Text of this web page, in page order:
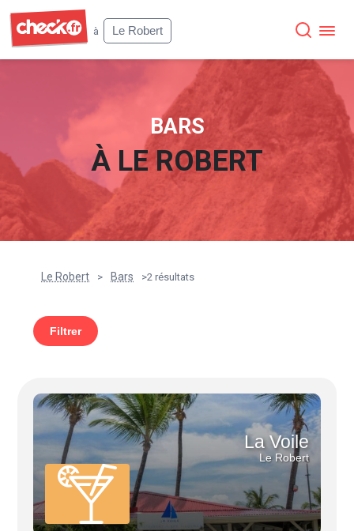
à
Le Robert
BARS
À LE ROBERT
Le Robert > Bars >2 résultats
Filtrer
La Voile
Le Robert